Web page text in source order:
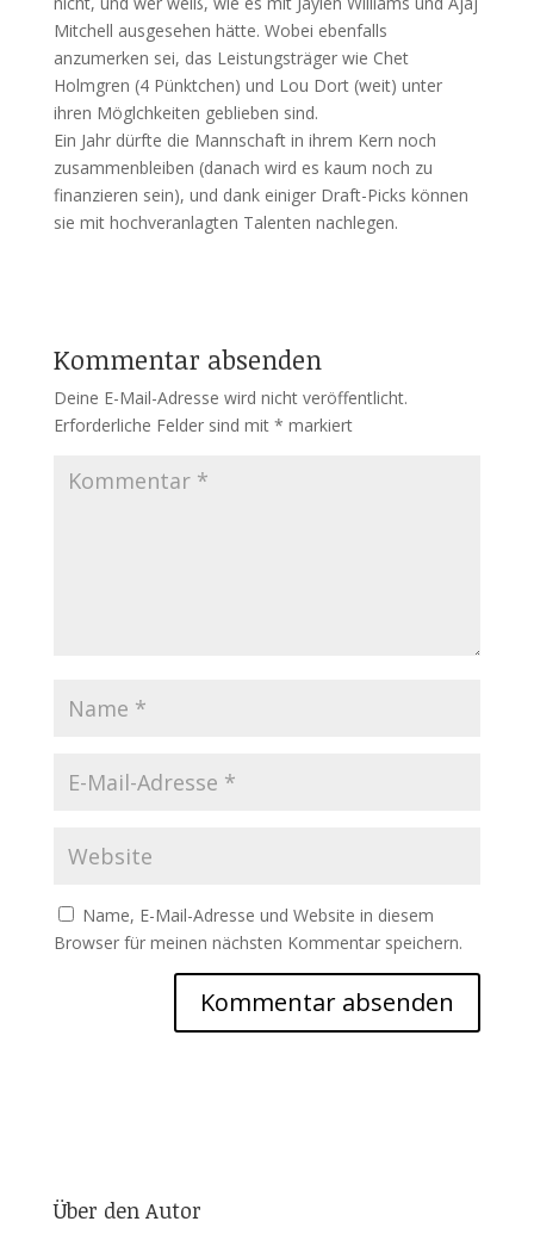
Mitchell ausgesehen hätte. Wobei ebenfalls
anzumerken sei, das Leistungsträger wie Chet
Holmgren (4 Pünktchen) und Lou Dort (weit) unter
ihren Möglchkeiten geblieben sind.
Ein Jahr dürfte die Mannschaft in ihrem Kern noch
zusammenbleiben (danach wird es kaum noch zu
finanzieren sein), und dank einiger Draft-Picks können
sie mit hochveranlagten Talenten nachlegen.
Kommentar absenden
Deine E-Mail-Adresse wird nicht veröffentlicht.
Erforderliche Felder sind mit * markiert
Name, E-Mail-Adresse und Website in diesem
Browser für meinen nächsten Kommentar speichern.
Über den Autor